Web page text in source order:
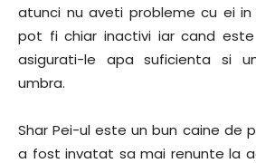
atunci nu aveti probleme cu ei in
pot fi chiar inactivi iar cand
asigurati-le apa suficienta si
umbra.
Shar Pei-ul este un bun caine de
a fost invatat sa mai renunte la